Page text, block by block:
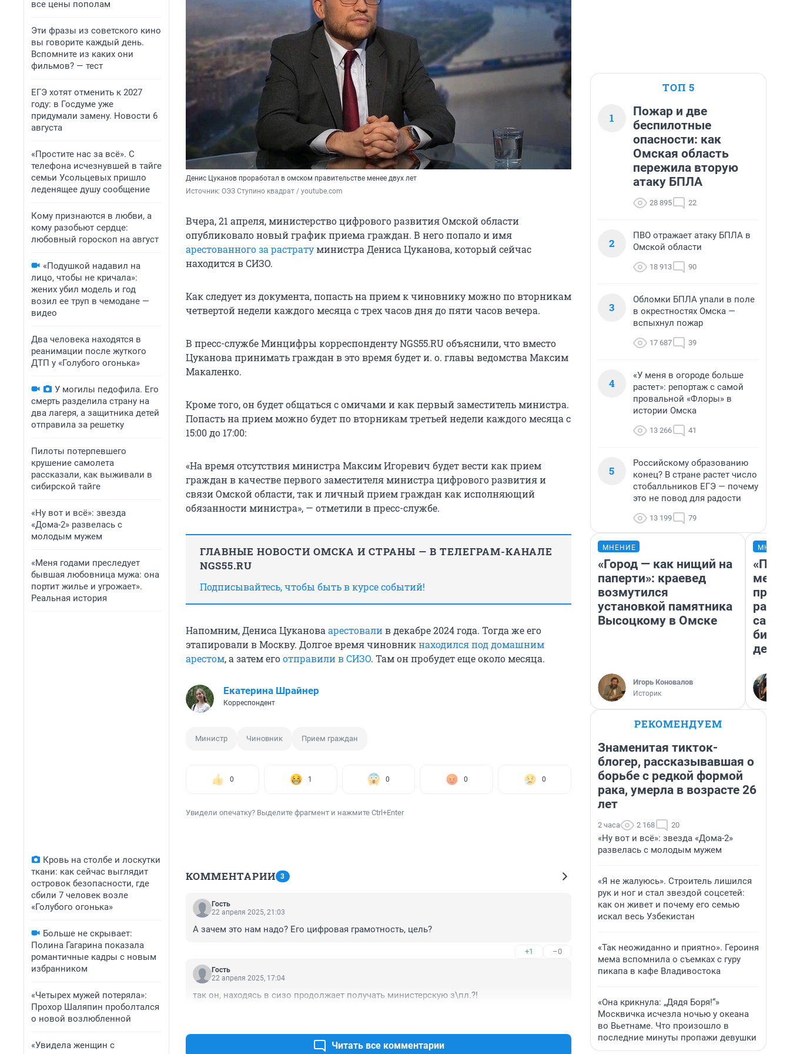
все цены пополам
Эти фразы из советского кино
вы говорите каждый день.
Вспомните из каких они
фильмов? — тест
ЕГЭ хотят отменить к 2027
году: в Госдуме уже
придумали замену. Новости 6
августа
«Простите нас за всё». С
телефона исчезнувшей в тайге
семьи Усольцевых пришло
леденящее душу сообщение
Кому признаются в любви, а
кому разобьют сердце:
любовный гороскоп на август
«Подушкой надавил на
лицо, чтобы не кричала»:
жених убил модель и год
возил ее труп в чемодане —
видео
Два человека находятся в
реанимации после жуткого
ДТП у «Голубого огонька»
У могилы педофила. Его
смерть разделила страну на
два лагеря, а защитника детей
отправила за решетку
Пилоты потерпевшего
крушение самолета
рассказали, как выживали в
сибирской тайге
«Ну вот и всё»: звезда
«Дома-2» развелась с
молодым мужем
«Меня годами преследует
бывшая любовница мужа: она
портит жилье и угрожает».
Реальная история
Кровь на столбе и лоскутки
ткани: как сейчас выглядит
островок безопасности, где
сбили 7 человек возле
«Голубого огонька»
Больше не скрывает:
Полина Гагарина показала
романтичные кадры с новым
избранником
«Четырех мужей потеряла»:
Прохор Шаляпин проболтался
о новой возлюбленной
«Увидела женщин с
Денис Цуканов проработал в омском правительстве менее двух лет
Источник: ОЭЗ Ступино квадрат / youtube.com
Вчера, 21 апреля, министерство цифрового развития Омской области
опубликовало новый график приема граждан. В него попало и имя
арестованного за растратуминистра Дениса Цуканова, который сейчас
находится в СИЗО.
Как следует из документа, попасть на прием к чиновнику можно по вторникам
четвертой недели каждого месяца с трех часов дня до пяти часов вечера.
В пресс-службе Минцифры корреспонденту NGS55.RU объяснили, что вместо
Цуканова принимать граждан в это время будети. о. главы ведомства Максим
Макаленко.
Кроме того, он будет общаться с омичами и как первый заместитель министра.
Попасть на прием можно будет по вторникам третьей недели каждого месяца с
15:00 до 17:00:
«На время отсутствия министра Максим Игоревич будет вести как прием
граждан в качестве первого заместителя министра цифрового развития и
связи Омской области, так и личный прием граждан как исполняющий
обязанности министра», — отметили в пресс-службе.
ГЛАВНЫЕ НОВОСТИ ОМСКА И СТРАНЫ — В ТЕЛЕГРАМ-КАНАЛЕ
NGS55.RU
Подписывайтесь, чтобы быть в курсе событий!
Напомним, Дениса Цуканова арестовалив декабре 2024 года. Тогда же его
этапировали в Москву. Долгое время чиновникнаходился под домашним
арестом, а затем егоотправили в СИЗО. Там он пробудет еще около месяца.
Екатерина Шрайнер
Корреспондент
Министр Чиновник Прием граждан
0 1 0 0 0
Увидели опечатку? Выделите фрагмент и нажмите Ctrl+Enter
КОММЕНТАРИИ 3
Гость
22 апреля 2025, 21:03
А зачем это нам надо? Его цифровая грамотность, цель?
+1 –0
Гость
22 апреля 2025, 17:04
так он, находясь в сизо продолжает получать министерскую з\пл.?!
Читать все комментарии
ТОП 5
1
Пожар и две
беспилотные
опасности: как
Омская область
пережила вторую
атаку БПЛА
28 895 22
2
ПВО отражает атаку БПЛА в
Омской области
18 913 90
3
Обломки БПЛА упали в поле
в окрестностях Омска —
вспыхнул пожар
17 687 39
4
«У меня в огороде больше
растет»: репортаж с самой
провальной «Флоры» в
истории Омска
13 266 41
5
Российскому образованию
конец? В стране растет число
стобалльников ЕГЭ — почему
это не повод для радости
13 199 79
МНЕНИЕ
«Город — как нищий на
паперти»: краевед
возмутился
установкой памятника
Высоцкому в Омске
Игорь Коновалов
Историк
РЕКОМЕНДУЕМ
Знаменитая тикток-
блогер, рассказывавшая о
борьбе с редкой формой
рака, умерла в возрасте 26
лет
2 часа 2 168 20
«Ну вот и всё»: звезда «Дома-2»
развелась с молодым мужем
«Я не жалуюсь». Строитель лишился
рук и ног и стал звездой соцсетей:
как он живет и почему его семью
искал весь Узбекистан
«Так неожиданно и приятно». Героиня
мема вспомнила о съемках с гуру
пикапа в кафе Владивостока
«Она крикнула: „Дядя Боря!“»
Москвичка исчезла ночью у океана
во Вьетнаме. Что произошло в
последние минуты пропажи девушки